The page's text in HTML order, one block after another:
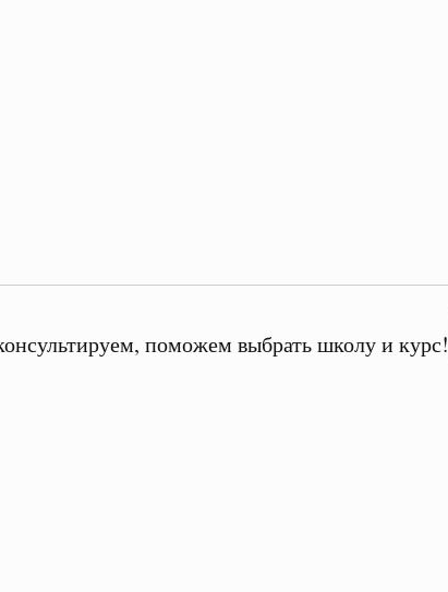
поможем выбрать школу и курс!